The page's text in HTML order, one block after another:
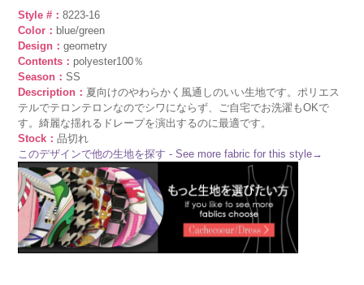
Style #：8223-16
Color： blue/green
Design：geometry
Contents： polyester100％
Season：SS
Description： 夏向けのやわらかく風通しのいい生地です。ポリエス
テルでテロンテロンなのでシワにならず、ご自宅でお洗濯もOKで
す。綺麗な揺れるドレープを演出するのに最適です。
Stock：品切れ
このデザインで他の生地を探す - See more fabric for this style→